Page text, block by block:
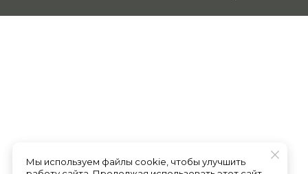
Мы используем файлы cookie, чтобы улучшить